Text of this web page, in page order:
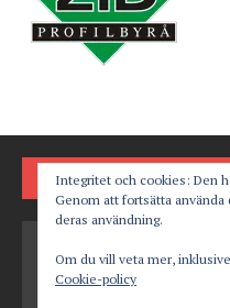
FÖLJ OSS PÅ
Integritet och cookies: Den
Genom att fortsätta använda
deras användning.
Om du vill veta mer,
Cookie-policy